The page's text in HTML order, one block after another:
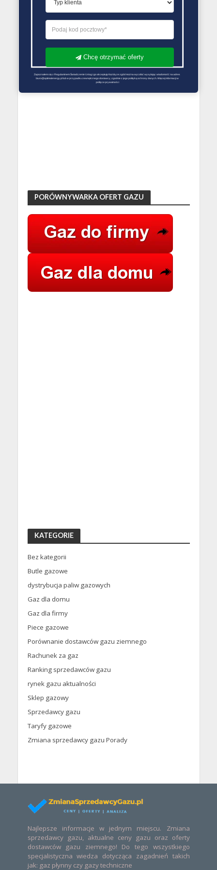
PORÓWNYWARKA OFERT GAZU
KATEGORIE
Bez kategorii
Butle gazowe
dystrybucja paliw gazowych
Gaz dla domu
Gaz dla firmy
Piece gazowe
Porównanie dostawców gazu ziemnego
Rachunek za gaz
Ranking sprzedawców gazu
rynek gazu aktualności
Sklep gazowy
Sprzedawcy gazu
Taryfy gazowe
Zmiana sprzedawcy gazu Porady
Najlepsze informacje w jednym miejscu. Zmiana
sprzedawcy gazu, aktualne ceny gazu oraz oferty
dostawców gazu ziemnego! Do tego wszystkiego
specjalistyczna wiedza dotycząca zagadnień takich
jak: gaz płynny czy gazy techniczne
Chcę otrzymać oferty
Zapoznałem się z Regulaminem Świadczenie Usług i go akceptuję Każdą ze zgód można wycofać wysyłając wiadomość na adres
biuro@optimalenergy.pl lub w przypadku zewnętrznego dostawcy, zgodnie z jego polityką ochrony danych. Więcej informacji w
polityce prywatności